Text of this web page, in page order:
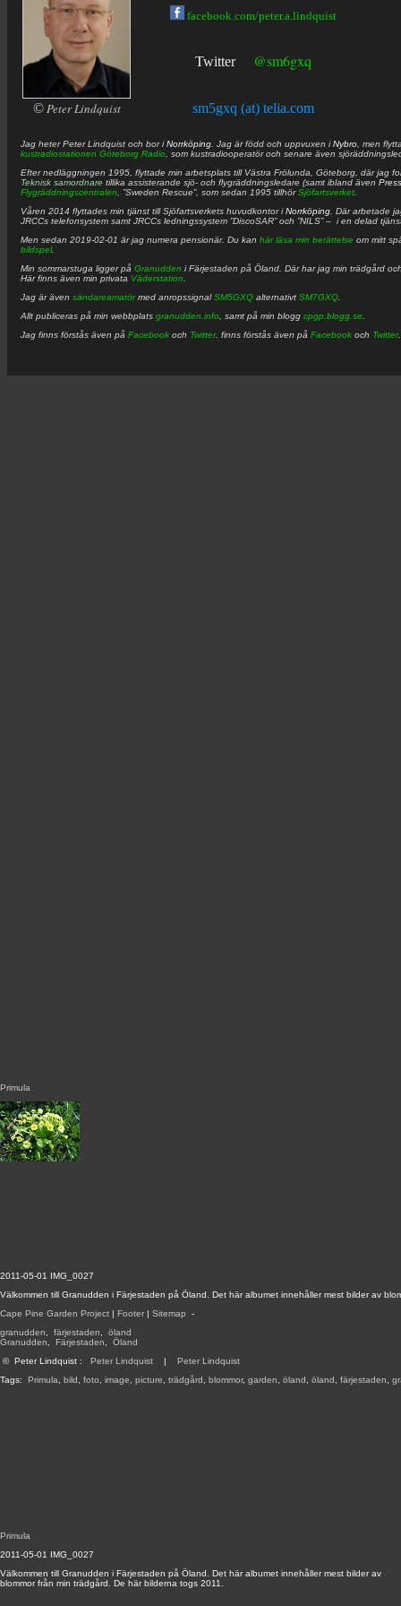
2011-05-01 IMG_0027
Välkommen till Granudden i Färjestaden på Öland. Det här albumet innehåller mest bilder av
Cape Pine Garden Project | Footer | Sitemap -
granudden
färjestaden
öland
Granudden
Färjestaden
Öland
© Peter Lindquist : Peter Lindquist | Peter Lindquist
Tags: Primula bild foto image picture trädgård blommor, garden öland öland färjestaden
Primula
Primula
2011-05-01 IMG_0027
Välkommen till Granudden i Färjestaden på Öland. Det här albumet innehåller mest bilder av
blommor från min trädgård. De här bilderna togs 2011.
© Peter Lindquist
facebook.com/peter.a.lindquist
Twitter @sm6gxq
sm5gxq (at) telia.com
Jag heterPeter Lindquist och bor iNorrköping . Jag är född och uppvuxen iNybro , men
kustradiostationen Göteborg Radio , som kustradiooperatör och senare även
Efter nedläggningen 1995, flyttade min arbetsplats till Västra Frölunda, Göteborg, där jag
Teknisk samordnare tillika assisterande sjö- och flygräddningsledare (samt ibland även
Flygräddningscentralen , ”Sweden Rescue”, som sedan 1995 tillhörSjöfartsverket
Våren 2014 flyttades min tjänst till Sjöfartsverkets huvudkontor iNorrköping . Där arbetade
JRCCs telefonsystem samt JRCCs ledningssystem ”DiscoSAR” och ”NILS” – i en delad
Men sedan 2019-02-01 är jag numera pensionär. Du kan här läsa min berättelse om mitt
bildspel.
Min sommarstuga ligger på Granudden i Färjestaden på Öland. Där har jag min trädgård
Här finns även min privata Väderstation
Jag är även sändareamatörmed anropssignalSM5GXQ alternativt SM7GXQ
Allt publiceras på min webbplats granudden.info , samt på min blogg cpgp.blogg.se
Jag finns förstås även på Facebook och Twitter. finns förstås även på Facebook och Twitter.